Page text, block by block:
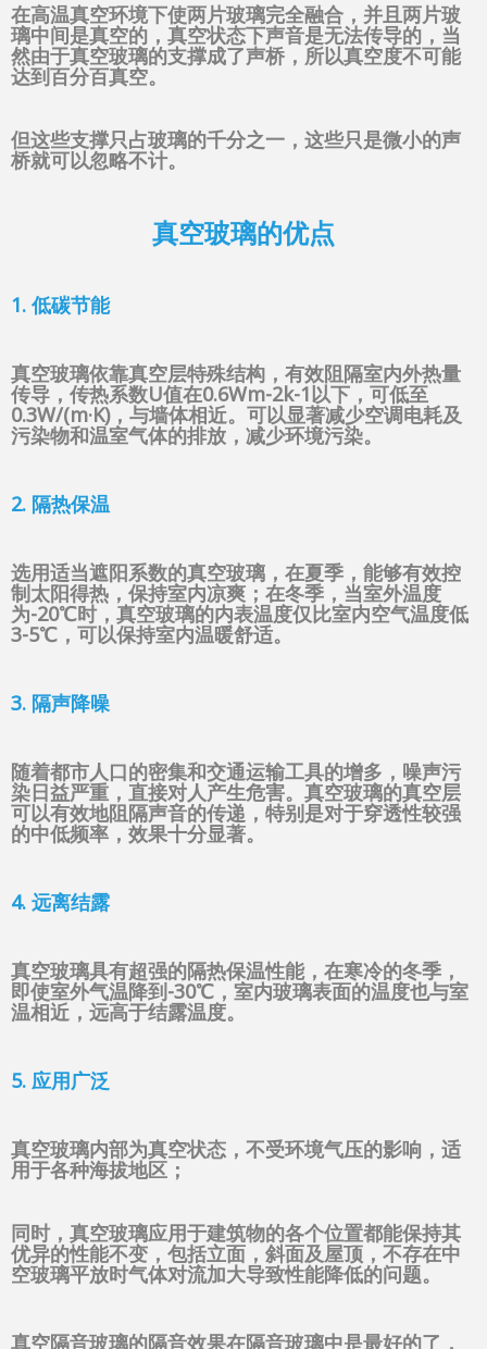
在高温真空环境下使两片玻璃完全融合，并且两片玻
璃中间是真空的，真空状态下声音是无法传导的，当
然由于真空玻璃的支撑成了声桥，所以真空度不可能
达到百分百真空。
但这些支撑只占玻璃的千分之一，这些只是微小的声
桥就可以忽略不计。
真空玻璃的优点
1. 低碳节能
真空玻璃依靠真空层特殊结构，有效阻隔室内外热量
传导，传热系数U值在0.6Wm-2k-1以下，可低至
0.3W/(m·K)，与墙体相近。可以显著减少空调电耗及
污染物和温室气体的排放，减少环境污染。
2. 隔热保温
选用适当遮阳系数的真空玻璃，在夏季，能够有效控
制太阳得热，保持室内凉爽；在冬季，当室外温度
为-20℃时，真空玻璃的内表温度仅比室内空气温度低
3-5℃，可以保持室内温暖舒适。
3. 隔声降噪
随着都市人口的密集和交通运输工具的增多，噪声污
染日益严重，直接对人产生危害。真空玻璃的真空层
可以有效地阻隔声音的传递，特别是对于穿透性较强
的中低频率，效果十分显著。
4. 远离结露
真空玻璃具有超强的隔热保温性能，在寒冷的冬季，
即使室外气温降到-30℃，室内玻璃表面的温度也与室
温相近，远高于结露温度。
5. 应用广泛
真空玻璃内部为真空状态，不受环境气压的影响，适
用于各种海拔地区；
同时，真空玻璃应用于建筑物的各个位置都能保持其
优异的性能不变，包括立面，斜面及屋顶，不存在中
空玻璃平放时气体对流加大导致性能降低的问题。
真空隔音玻璃的隔音效果在隔音玻璃中是最好的了，